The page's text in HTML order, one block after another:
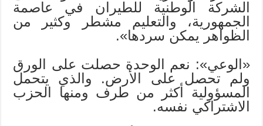
الشركة الوطنية للطيران في عاصمة
الجمهورية، والتعليم مشطر وكثير من
الظواهر يمكن سردها».
«الوعي»: نعم الوحدة حصلت على الورق
ولم تحصل على الأرض. والذي يتحمل
المسؤولية أكثر من طرف ومنها الحزب
الاشتراكي نفسه.